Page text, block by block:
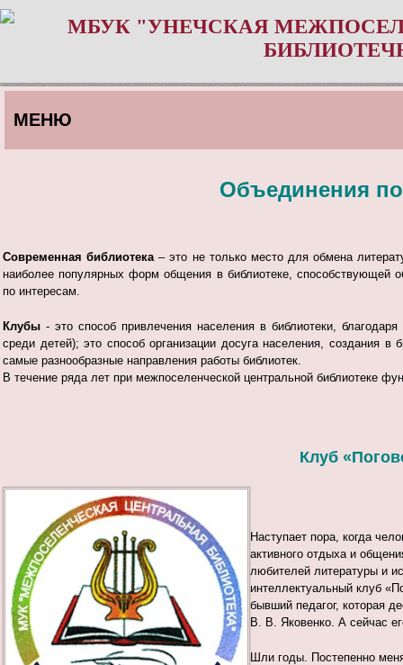
МБУК "УНЕЧСКАЯ
МЕНЮ
Объединения
Современная библиотека– это не только место для обмена
наиболее популярных форм общения в библиотеке, способствующей
по интересам.
Клубы - это способ привлечения населения в библиотеки,
среди детей); это способ организации досуга населения, создания
самые разнообразные направления работы библиотек.
В течение ряда лет при межпоселенческой центральной библиотеке
Клуб
Наступает пора, когда
активного отдыха и
любителей литературы и
интеллектуальный клуб
бывший педагог, которая
В. В. Яковенко. А сейчас
Шли годы. Постепенно